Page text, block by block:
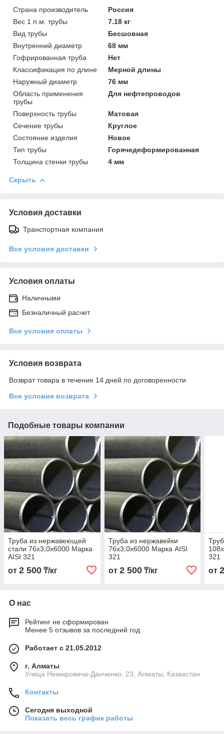
Страна производитель
Россия
Вес 1 п.м. трубы
7.18 кг
Вид трубы
Бесшовная
Внутренний диаметр
68 мм
Гофрированная труба
Нет
Классификация по длине
Мерной длины
Наружный диаметр
76 мм
Область применения
трубы
Для нефтепроводов
Поверхность трубы
Матовая
Сечение трубы
Круглое
Состояние изделия
Новое
Тип трубы
Горячедеформированная
Толщина стенки трубы
4 мм
Скрыть
Условия доставки
Транспортная компания
Все условия доставки
Условия оплаты
Наличными
Безналичный расчет
Все условия оплаты
Условия возврата
Возврат товара в течение 14 дней по договоренности
Все условия возврата
Подобные товары компании
Труба из нержавеющей
стали 76х3,0х6000 Марка
AISI 321
от 2 500 ₸/кг
Труба из нержавейки
76х3,0х6000 Марка AISI
321
от 2 500₸/кг
321
от
О нас
Рейтинг не сформирован
Менее 5 отзывов за последний год
Работает с 21.05.2012
г. Алматы
Улица Немировича-Данченко, 23, Алматы, Казахстан
Контакты
Сегодня выходной
Показать весь график работы